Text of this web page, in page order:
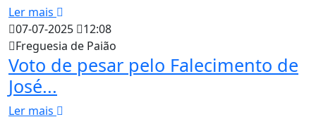
Ler mais
07-07-2025
12:08
Freguesia de Paião
Voto de pesar pelo Falecimento de
José...
Ler mais